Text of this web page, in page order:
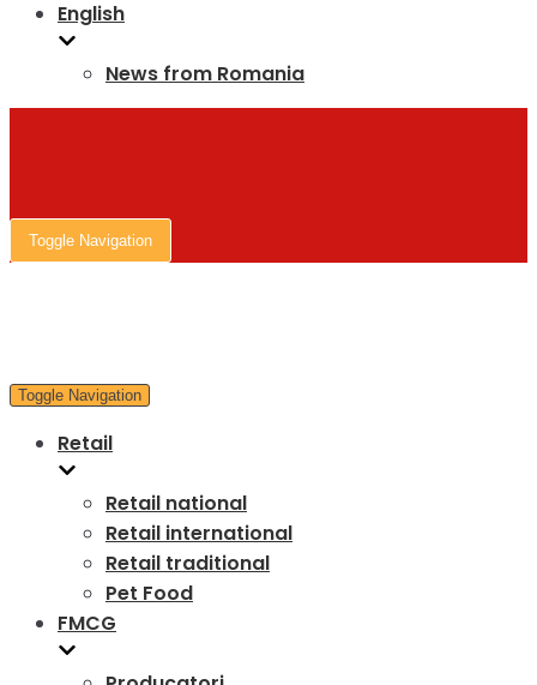
English
News from Romania
Toggle Navigation
Toggle Navigation
Retail
Retail national
Retail international
Retail traditional
Pet Food
FMCG